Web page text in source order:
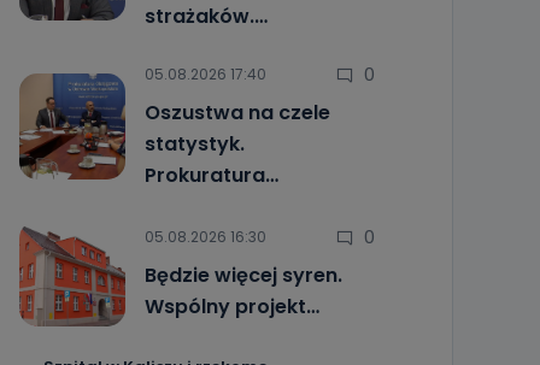
strażaków.…
05.08.2026 17:40 0
Oszustwa na czele
statystyk.
Prokuratura…
05.08.2026 16:30 0
Będzie więcej syren.
Wspólny projekt…